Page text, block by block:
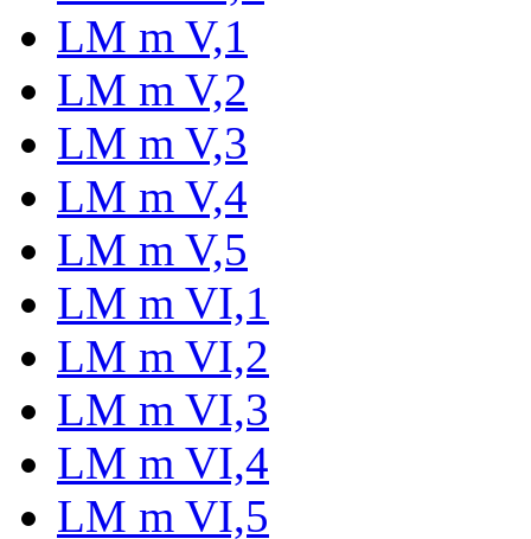
LM m V,1
LM m V,2
LM m V,3
LM m V,4
LM m V,5
LM m VI,1
LM m VI,2
LM m VI,3
LM m VI,4
LM m VI,5